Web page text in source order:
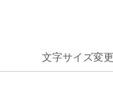
文字サイズ変更